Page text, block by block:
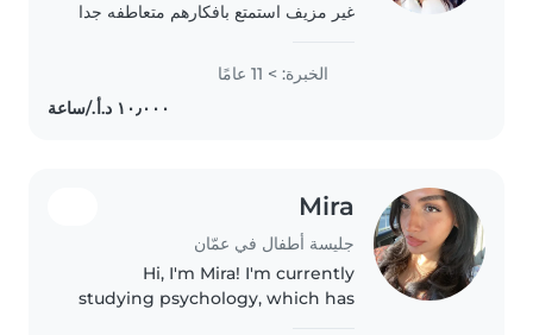
غير مزيف استمتع بافكارهم متعاطفه جدا
و اتمنى ان احد منزلا يكون عائله تعوضني
عن عائلتي لاقيم عندهم بعقد سنوي و..
الخبرة: > 11 عامًا
Mira
جليسة أطفال في عمّان
Hi, I'm Mira! I'm currently
studying psychology, which has